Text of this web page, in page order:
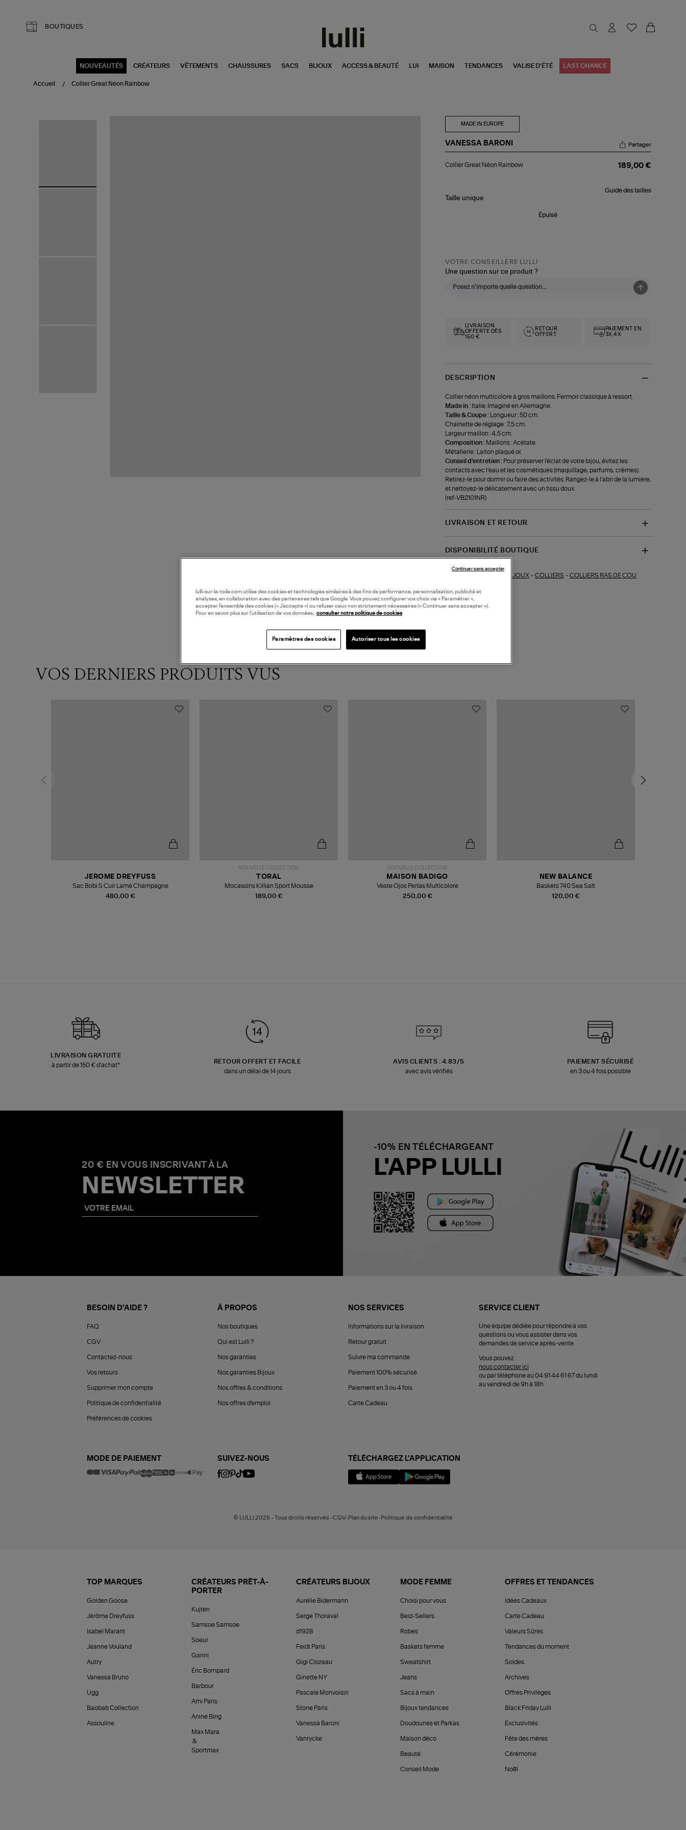
BOUTIQUES
NOUVEAUTÉS CRÉATEURS VÊTEMENTS CHAUSSURES SACS BIJOUX ACCESS & BEAUTÉ LUI MAISON TENDANCES VALISE D'ÉTÉ LAST CHANCE
Accueil Collier Great Néon Rainbow
MADE IN EUROPE
VANESSA BARONI
Great
Partager
Collier Great Néon Rainbow 189,00 €
Guide des tailles
Taille unique
Épuisé
VOTRE CONSEILLÈRE LULLI
Une question sur ce produit ?
LIVRAISON
OFFERTE DÈS
150 €
RETOUR
OFFERT
PAIEMENT EN
3X,4X
DESCRIPTION
Collier néon multicolore à gros maillons. Fermoir classique à ressort.
Made in : Italie. Imaginé en Allemagne.
Taille & Coupe :
Longueur : 50 cm.
Chainette de réglage : 7,5 cm.
Largeur maillon : 4,5 cm.
Composition : Maillons : Acétate.
Métallerie : Laiton plaqué or.
Conseil d'entretien : Pour préserver l'éclat de votre bijou, évitez les
contacts avec l’eau et les cosmétiques (maquillage, parfums, crèmes).
Retirez-le pour dormir ou faire des activités. Rangez-le à l'abri de la lumière,
et nettoyez-le délicatement avec un tissu doux.
(ref-VB2101NR)
LIVRAISON ET RETOUR
DISPONIBILITÉ BOUTIQUE
BIJOUX- COLLIERS - COLLIERS RAS DE COU
VOS DERNIERS PRODUITS VUS
480,00 €
JEROME DREYFUSS
Sac Bobi S Cuir Lamé Champagne
NOUVELLE COLLECTION
189,00 €
TORAL
Mocassins Killian Sport Mousse
NOUVELLE COLLECTION
250,00 €
MAISON BADIGO
Veste Ojos Perlas Multicolore
120,00 €
NEW BALANCE
Baskets 740 Sea Salt
LIVRAISON GRATUITE
à partir de 150 € d'achat*
RETOUR OFFERT ET FACILE
dans un délai de 14 jours
AVIS CLIENTS : 4.83/5
avec avis vérifiés
PAIEMENT SÉCURISÉ
en 3 ou 4 fois possible
20 € EN VOUS INSCRIVANT À LA
NEWSLETTER
-10% EN TÉLÉCHARGEANT
L'APP LULLI
BESOIN D'AIDE ?
FAQ
CGV
Contactez-nous
Vos retours
Supprimer mon compte
Politique de confidentialité
Préférences de cookies
À PROPOS
Nos boutiques
Qui est Lulli ?
Nos garanties
Nos garanties Bijoux
Nos offres & conditions
Nos offres d'emploi
NOS SERVICES
Informations sur la livraison
Retour gratuit
Suivre ma commande
Paiement 100% sécurisé
Paiement en 3 ou 4 fois
Carte Cadeau
SERVICE CLIENT
Une équipe dédiée pour répondre à vos
questions ou vous assister dans vos
demandes de service après-vente.
Vous pouvez
nous contacter ici
ou par téléphone au 04 91 44 61 67 du lundi
au vendredi de 9h à 18h.
MODE DE PAIEMENT SUIVEZ-NOUS TÉLÉCHARGEZ L'APPLICATION
© LULLI 2025 - Tous droits réservés -CGV-Plan du site-Politique de confidentialité
TOP MARQUES
Golden Goose
Jérôme Dreyfuss
Isabel Marant
Jeanne Vouland
Autry
Vanessa Bruno
Ugg
Baobab Collection
Assouline
CRÉATEURS PRÊT-À-
PORTER
Kujten
Samsoe Samsoe
Soeur
Ganni
Éric Bompard
Barbour
Ami Paris
Anine Bing
Max Mara
&
Sportmax
CRÉATEURS BIJOUX
Aurélie Bidermann
Serge Thoraval
d1928
Feidt Paris
Gigi Clozeau
Ginette NY
Pascale Monvoisin
Stone Paris
Vanessa Baroni
Vanrycke
MODE FEMME
Choisi pour vous
Best-Sellers
Robes
Baskets femme
Sweatshirt
Jeans
Sacs à main
Bijoux tendances
Doudounes et Parkas
Maison déco
Beauté
Conseil Mode
OFFRES ET TENDANCES
Idées Cadeaux
Carte Cadeau
Valeurs Sûres
Tendances du moment
Soldes
Archives
Offres Privilèges
Black Friday Lulli
Exclusivités
Fête des mères
Cérémonie
Noël
lulli-sur-la-toile.com utilise des cookies et technologies similaires à des fins de performance, personnalisation, publicité et
analyses, en collaboration avec des partenaires tels que Google. Vous pouvez configurer vos choix via « Paramétrer »,
accepter l’ensemble des cookies (« J’accepte ») ou refuser ceux non strictement nécessaires (« Continuer sans accepter »).
Pour en savoir plus sur l’utilisation de vos données, consulter notre politique de cookies
Paramètres des cookies Autoriser tous les cookies
Continuer sans accepter